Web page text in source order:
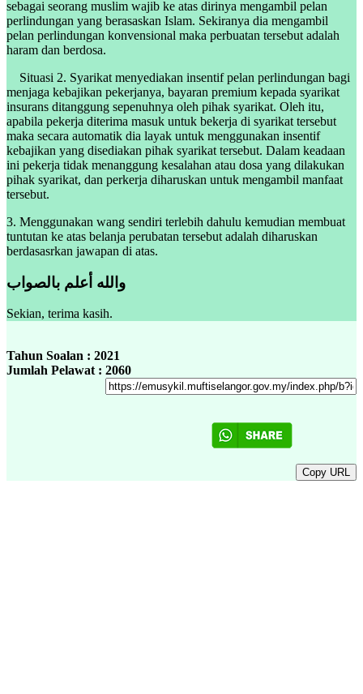
sebagai seorang muslim wajib ke atas dirinya mengambil pelan
perlindungan yang berasaskan Islam. Sekiranya dia mengambil
pelan perlindungan konvensional maka perbuatan tersebut adalah
haram dan berdosa.
Situasi 2. Syarikat menyediakan insentif pelan perlindungan bagi
menjaga kebajikan pekerjanya, bayaran premium kepada syarikat
insurans ditanggung sepenuhnya oleh pihak syarikat. Oleh itu,
apabila pekerja diterima masuk untuk bekerja di syarikat tersebut
maka secara automatik dia layak untuk menggunakan insentif
kebajikan yang disediakan pihak syarikat tersebut. Dalam keadaan
ini pekerja tidak menanggung kesalahan atau dosa yang dilakukan
pihak syarikat, dan perkerja diharuskan untuk mengambil manfaat
tersebut.
3. Menggunakan wang sendiri terlebih dahulu kemudian membuat
tuntutan ke atas belanja perubatan tersebut adalah diharuskan
berdasasrkan jawapan di atas.
والله أعلم بالصواب
Sekian, terima kasih.
Tahun Soalan : 2021
Jumlah Pelawat : 2060
Copy URL